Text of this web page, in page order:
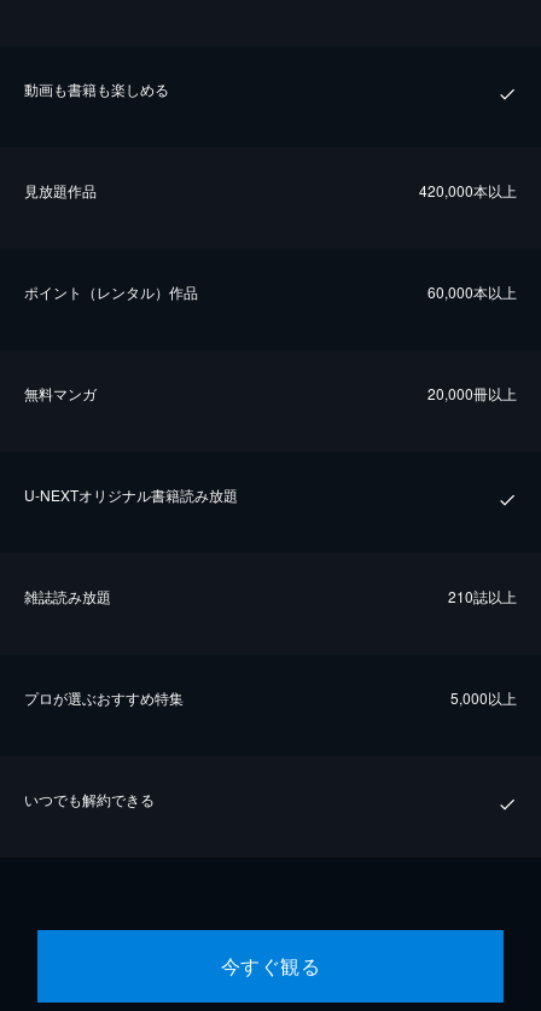
動画も書籍も楽しめる
⾒放題作品 420,000本以上
ポイント（レンタル）作品 60,000本以上
無料マンガ 20,000冊以上
U-NEXTオリジナル書籍読み放題
雑誌読み放題 210誌以上
プロが選ぶおすすめ特集 5,000以上
いつでも解約できる
今すぐ観る